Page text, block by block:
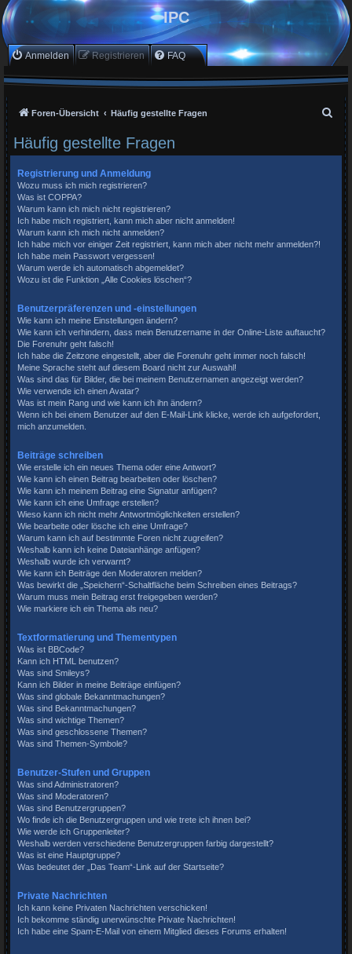
IPC
Anmelden Registrieren FAQ
Foren-Übersicht Häufig gestellte Fragen
Häufig gestellte Fragen
Registrierung und Anmeldung
Wozu muss ich mich registrieren?
Was ist COPPA?
Warum kann ich mich nicht registrieren?
Ich habe mich registriert, kann mich aber nicht anmelden!
Warum kann ich mich nicht anmelden?
Ich habe mich vor einiger Zeit registriert, kann mich aber nicht mehr anmelden?!
Ich habe mein Passwort vergessen!
Warum werde ich automatisch abgemeldet?
Wozu ist die Funktion „Alle Cookies löschen“?
Benutzerpräferenzen und -einstellungen
Wie kann ich meine Einstellungen ändern?
Wie kann ich verhindern, dass mein Benutzername in der Online-Liste auftaucht?
Die Forenuhr geht falsch!
Ich habe die Zeitzone eingestellt, aber die Forenuhr geht immer noch falsch!
Meine Sprache steht auf diesem Board nicht zur Auswahl!
Was sind das für Bilder, die bei meinem Benutzernamen angezeigt werden?
Wie verwende ich einen Avatar?
Was ist mein Rang und wie kann ich ihn ändern?
Wenn ich bei einem Benutzer auf den E-Mail-Link klicke, werde ich aufgefordert,
mich anzumelden.
Beiträge schreiben
Wie erstelle ich ein neues Thema oder eine Antwort?
Wie kann ich einen Beitrag bearbeiten oder löschen?
Wie kann ich meinem Beitrag eine Signatur anfügen?
Wie kann ich eine Umfrage erstellen?
Wieso kann ich nicht mehr Antwortmöglichkeiten erstellen?
Wie bearbeite oder lösche ich eine Umfrage?
Warum kann ich auf bestimmte Foren nicht zugreifen?
Weshalb kann ich keine Dateianhänge anfügen?
Weshalb wurde ich verwarnt?
Wie kann ich Beiträge den Moderatoren melden?
Was bewirkt die „Speichern“-Schaltfläche beim Schreiben eines Beitrags?
Warum muss mein Beitrag erst freigegeben werden?
Wie markiere ich ein Thema als neu?
Textformatierung und Thementypen
Was ist BBCode?
Kann ich HTML benutzen?
Was sind Smileys?
Kann ich Bilder in meine Beiträge einfügen?
Was sind globale Bekanntmachungen?
Was sind Bekanntmachungen?
Was sind wichtige Themen?
Was sind geschlossene Themen?
Was sind Themen-Symbole?
Benutzer-Stufen und Gruppen
Was sind Administratoren?
Was sind Moderatoren?
Was sind Benutzergruppen?
Wo finde ich die Benutzergruppen und wie trete ich ihnen bei?
Wie werde ich Gruppenleiter?
Weshalb werden verschiedene Benutzergruppen farbig dargestellt?
Was ist eine Hauptgruppe?
Was bedeutet der „Das Team“-Link auf der Startseite?
Private Nachrichten
Ich kann keine Privaten Nachrichten verschicken!
Ich bekomme ständig unerwünschte Private Nachrichten!
Ich habe eine Spam-E-Mail von einem Mitglied dieses Forums erhalten!